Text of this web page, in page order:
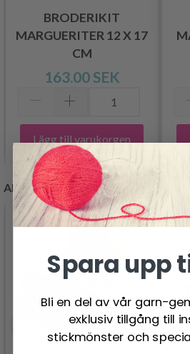
BRODERIKIT
MARGUERITER 12 X 17
CM
163.00 SEK
Lägg till varukorgen
ANDRA KUNDER KÖPTE
Spara upp
Bli en del av vår garn-
exklusiv tillgång till
stickmönster och